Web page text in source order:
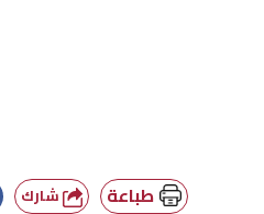
طباعة